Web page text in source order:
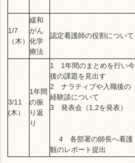
1/7
（木）
緩和
がん
化学
療法
認定看護師の役割について
3/11
(木）
1年間
の振
り返
り
1 1年間のまとめを行い今
後の課題を見出す
2 ナラティブや入職後の
経験談について
3 発表会（1,2を発表）
4 各部署の師長へ看護
観のレポート提出